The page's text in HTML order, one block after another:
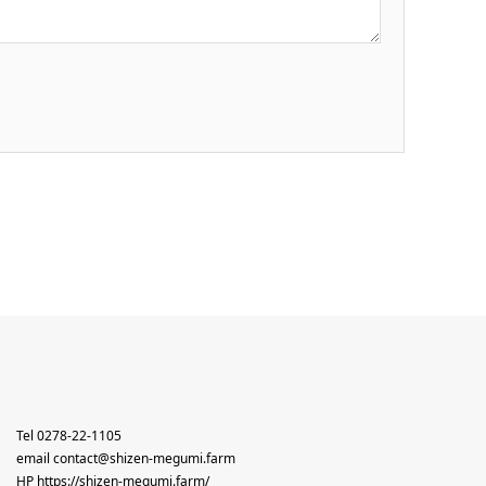
Tel 0278-22-1105
email contact@shizen-megumi.farm
HP https://shizen-megumi.farm/